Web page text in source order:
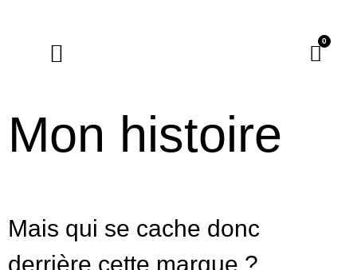
0
Mon histoire
Mais qui se cache donc
derrière cette marque ?